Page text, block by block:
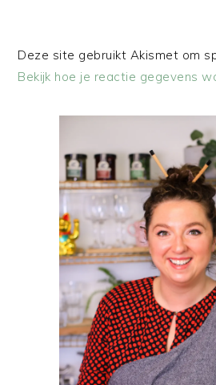
Deze site gebruikt Akismet om
Bekijk hoe je reactie gegevens